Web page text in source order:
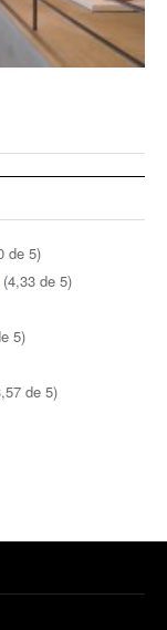
de 5)
(4,33 de 5)
5)
de 5)